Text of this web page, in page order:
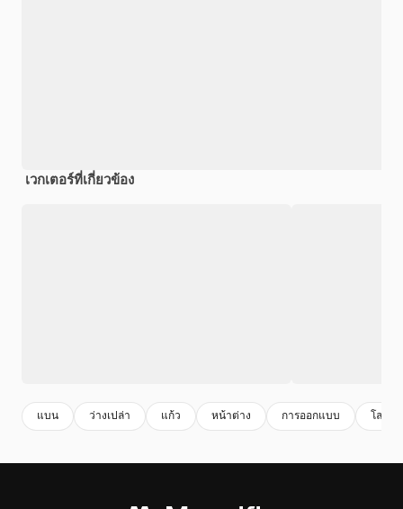
เวกเตอร์ที่เกี่ยวข้อง
แบน ว่างเปล่า แก้ว หน้าต่าง การออกแบบ โลหะ